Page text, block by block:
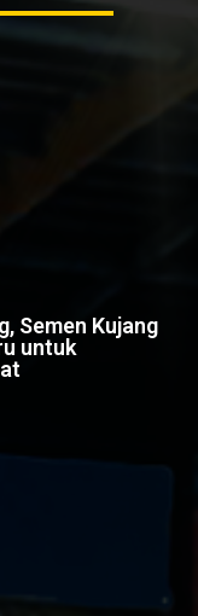
Semen Kujang
untuk